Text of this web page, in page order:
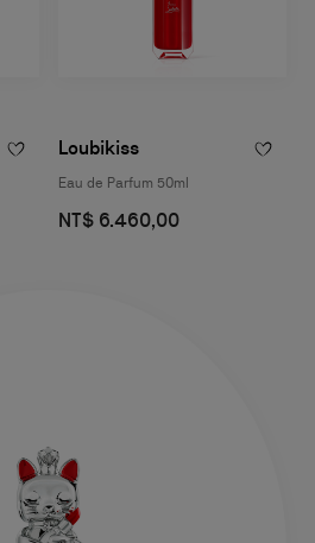
Loubikiss
Eau de Parfum 50ml
NT$ 6.460,00